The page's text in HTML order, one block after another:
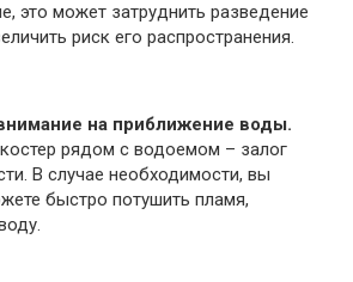
это может затруднить разведение
риск его распространения.
на приближение воды.
рядом с водоемом – залог
В случае необходимости, вы
быстро потушить пламя,